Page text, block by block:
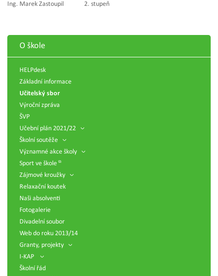
Ing. Marek Zastoupil
2. stupeň
O škole
HELPdesk
Základní informace
Učitelský sbor
Výroční zpráva
ŠVP
Učební plán 2021/22
Školní soutěže
Významné akce školy
Sport ve škole
Zájmové kroužky
Relaxační koutek
Naši absolventi
Fotogalerie
Divadelní soubor
Web do roku 2013/14
Granty, projekty
I-KAP
Školní řád